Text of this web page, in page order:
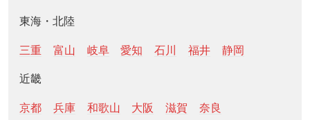
東海・北陸
三重 富山 岐阜 愛知 石川 福井 静岡
近畿
京都 兵庫 和歌山 大阪 滋賀 奈良